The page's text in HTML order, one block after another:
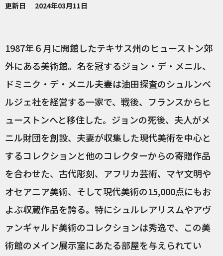
更新日
2024年03月11日
1987年６月に開館したテキサス州のヒューストン郊
外にある美術館。名を冠するジョン・デ・メニル、
ドミニク・デ・メニル夫妻は油田探査のシュルンベ
ルジェ社を経営する一家で、戦後、フランスからヒ
ューストンへと移住した。ジョンの死後、夫人がメ
ニル財団を創設、夫妻が収集した現代美術を中心と
するコレクションと他のコレクターからの寄贈作品
を合わせた、古代彫刻、アフリカ芸術、マヤ文明や
オセアニア美術、そして現代美術の15,000点にもお
よぶ収蔵作品を誇る。特にシュルレアリスムやアヴ
ァンギャルド美術のコレクションは秀逸で、この美
術館のメイン展示室にあたる部屋を与えられてい